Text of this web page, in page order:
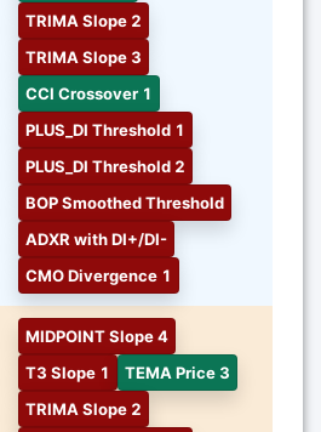
TRIMA Slope 2
TRIMA Slope 3
CCI Crossover 1
PLUS_DI Threshold 1
PLUS_DI Threshold 2
BOP Smoothed Threshold
ADXR with DI+/DI-
CMO Divergence 1
MIDPOINT Slope 4
T3 Slope 1
TEMA Price 3
TRIMA Slope 2